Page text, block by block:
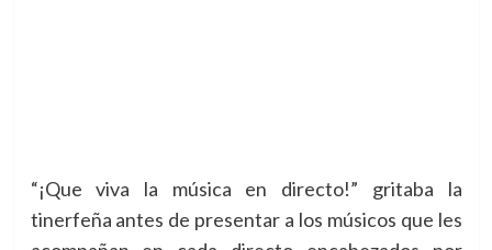
“¡Que viva la música en directo!” gritaba la
tinerfeña antes de presentar a los músicos que les